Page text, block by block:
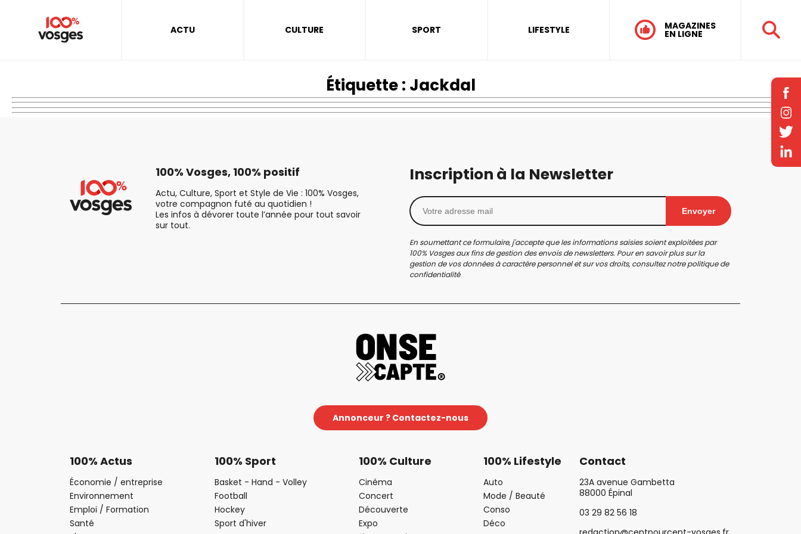
ACTU CULTURE SPORT LIFESTYLE MAGAZINES
EN LIGNE
Étiquette : Jackdal
100% Vosges, 100% positif
Actu, Culture, Sport et Style de Vie : 100% Vosges,
votre compagnon futé au quotidien !
Les infos à dévorer toute l’année pour tout savoir
sur tout.
Inscription à la Newsletter
Envoyer
En soumettant ce formulaire, j'accepte que les informations saisies soient exploitées par
100% Vosges aux fins de gestion des envois de newsletters. Pour en savoir plus sur la
gestion de vos données à caractère personnel et sur vos droits, consultez notrepolitique de
confidentialité
Annonceur ? Contactez-nous
100% Actus
Économie / entreprise
Environnement
Emploi / Formation
Santé
100% Sport
Basket - Hand - Volley
Football
Hockey
Sport d'hiver
100% Culture
Cinéma
Concert
Découverte
Expo
100% Lifestyle
Auto
Mode / Beauté
Conso
Déco
Contact
23A avenue Gambetta
88000 Épinal
03 29 82 56 18